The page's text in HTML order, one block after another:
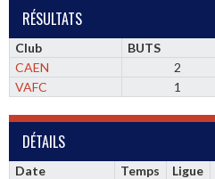
RÉSULTATS
Club BUTS
CAEN
2
VAFC
1
DÉTAILS
Date Temps Ligue